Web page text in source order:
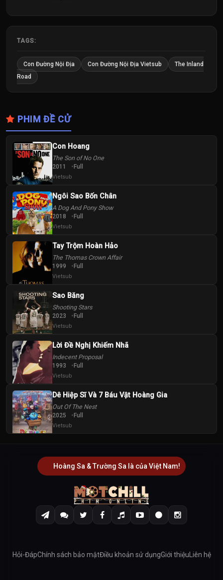
TAGS:
Con Đường Nội Địa Con Đường Nội Địa Vietsub
The Inland
Road
PHIM ĐỀ CỬ
Con Hoang
The Son of No One
2011 Full
Vietsub
Ngôi Sao Bốn Chân
A Dog And Pony Show
2018 Full
Vietsub
Tay Trộm Hoàn Hảo
The Thomas Crown Affair
1999 Full
Vietsub
Sao Băng
Shooting Stars
2023 Full
Vietsub
Lời Đề Nghị Khiếm Nhã
Indecent Proposal
1993 Full
Vietsub
Dê Hiệp Sĩ Và 7 Báu Vật Hoàng Gia
Out Of The Nest
2025 Full
Vietsub
Hoàng Sa & Trường Sa là của Việt Nam!
Hỏi-ĐápChính sách bảo mậtĐiều khoản sử dụngGiới thiệu Liên hệ